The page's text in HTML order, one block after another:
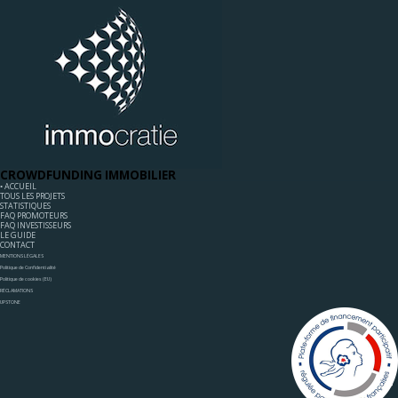
CROWDFUNDING IMMOBILIER
◦ ACCUEIL
TOUS LES PROJETS
STATISTIQUES
FAQ PROMOTEURS
FAQ INVESTISSEURS
LE GUIDE
CONTACT
MENTIONS LÉGALES
Politique de Confidentialité
Politique de cookies (EU)
RÉCLAMATIONS
UPSTONE